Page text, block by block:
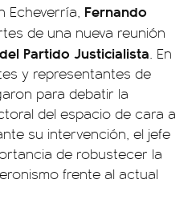
Echeverría, Fernando
de una nueva reunión
Partido Justicialista. En
y representantes de
para debatir la
del espacio de cara a
su intervención, el jefe
de robustecer la
frente al actual